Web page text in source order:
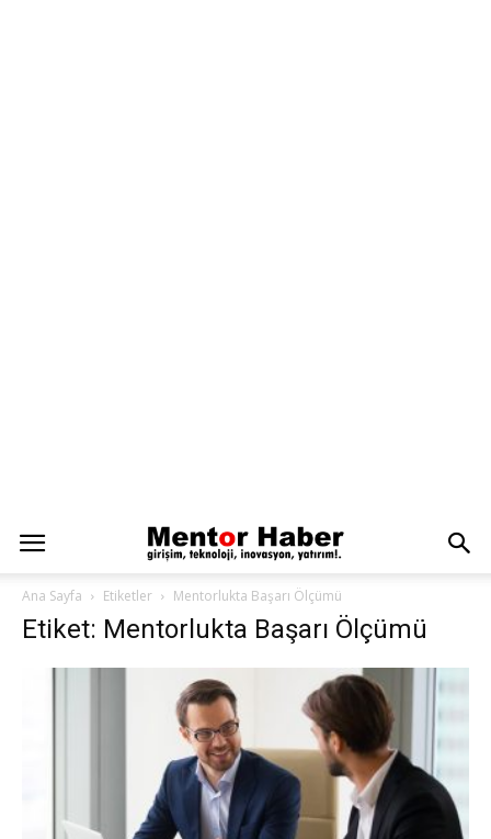
Ana Sayfa Etiketler Mentorlukta Başarı Ölçümü
Etiket: Mentorlukta Başarı Ölçümü